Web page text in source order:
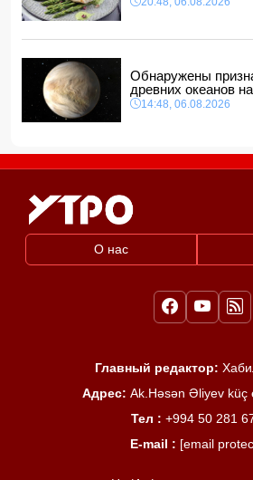
Обнаружены
древних океанов
14:48, 06.08.2026
О нас
Главный редактор:
Адрес: Ak.Həsən Əliyev küç
Тел : +994 50 281
E-mail : [email